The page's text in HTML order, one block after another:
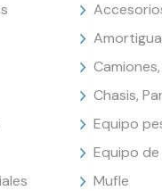
Chasis,
Equipo
Equipo
Mufle